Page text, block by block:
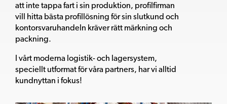
att inte tappa fart i sin produktion, profilfirman
vill hitta bästa profillösning för sin slutkund och
kontorsvaruhandeln kräver rätt märkning och
packning.
I vårt moderna logistik- och lagersystem,
speciellt utformat för våra partners, har vi alltid
kundnyttan i fokus!